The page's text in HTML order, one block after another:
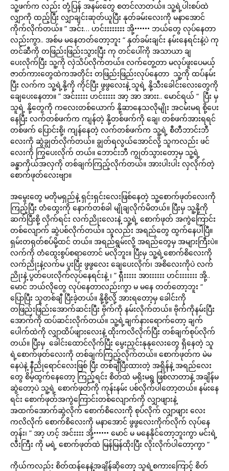
သူ့ဖက်က လည်း တုံ့ပြန် အနမ်းတွေ စတင်လာတယ်။ သူ့ရဲ့ပါးစပ်ထဲ
လျှာကို ထည့်ပြီး လျှာချင်းဆုတ်ယူပြီး နုတ်ခမ်းလေးကို မနာအောင်
ကိုက်လိုက်တယ်။ ” အင်း… ဟင်းးးးးးးး အို့•••••• ဘယ်တွေ လုပ်နေတာ
လည်းကွာ.. အစ်မ မနေတတ်တော့ဘူး “ နုတ်ခမ်းချင်း နမ်းနေရင်းနဲ့ပဲ ကု
တင်ဆီကို တဖြည်းဖြည်းသွားပြီး ကု တင်ပေါ်ကို အသာယာ ချ
ပေးလိုက်ပြီး သူ့ကို လှဲသိပ်လိုက်တယ်။ လက်တွေ့တာ မလုပ်ဖူးပေမယ့်
ဇာတ်ကားတွေထဲကအတိုင်း တဖြည်းဖြည်းလုပ်နေတာ သူ့ကို ထပ်နမ်း
ပြီး လက်က သူ့ရဲ့နို့ကို ကိုင်ပြီး ဖွဖွလေးနဲ့ သူရဲ့ နို့သီးခေါင်းလေးတွေကို
ချေပေးနေတာ။ ” အင်းးးးး ဟင်းးးးး အာ့ အာ အားး.. မောင်ရယ် “ ပြီး မှ
သူရဲ့ နို့တွေကို ကလေးတစ်ယောက် နို့ဆာနေသလိုမျိုး အငမ်းမရ စို့ပေး
နေပြီး လက်တစ်ဖက်က ကျန်တဲ့ နို့တစ်ဖက်ကို ချေ၊ တစ်ဖက်အားရရင်
တစ်ဖက် ပြောင်းစို့၊ ကျန်နေတဲ့ လက်တစ်ဖက်က သူ့ရဲ့ စီတီဘာင်းဘီ
လေးကို ဆွဲချွတ်လိုက်တယ်။ ချွတ်ရလွယ်အောင်လို့ သူကလည်း ဖင်
လေးကို ကြွပေးလိုက် တယ်။ ဘောင်းဘီ ကျွတ်သွားတော့မှ သူ့ရဲ့
ခန္ဓာကိုယ်အလှကို တစ်ချက်ကြည့်လိုက်တယ်။ အားပါးပါး လှလိုက်တဲ့
စောက်ဖုတ်လေးဗျာ။
အမွေးတွေ မတိုမရှည်နဲ့ ရှင်းရှင်းလေးဖြစ်နေတဲ့ သူ့စောက်ဖုတ်လေးကို
ကြည့်ပြီး တံထွေးကို နောက်တစ်ခါ မျိုချလိုက်မိတယ်။ ပြီးမှ သူ့နို့ကို
ဆက်ပြီးစို့ လိုက်ရင်း လက်ညိုးလေးနဲ့ သူ့ရဲ့ စောက်ဖုတ် အကွဲကြောင်း
တစ်လျောက် ဆွဲပစ်လိုက်တယ်။ သူလည်း အရည်တွေ ထွက်နေပါပြီ။
ရှမ်းတရုတ်စပ်မို့ထင် တယ်။ အရည်ရွမ်းလို့ အရည်တွေမှ အများကြီးပဲ။
လက်ကို တံထွေးစွပ်စရာတောင် မလိုဘူး။ ပြီးမှ သူ့ရဲ့စောက်စိလေးကို
လက်ညိုးနဲ့လက်မ ပူးပြီး ဖွဖွလေး ချေပေးလိုက်၊ အစိလေးကိုပဲ လက်
ညိုးနဲ့ ပွတ်ပေးလိုက်လုပ်နေရင်းနဲ့ ၊ ” ရှီးးးးး အားးးးးး ဟင်းးးးးးး အို့..
မောင် ဘယ်လိုတွေ လုပ်နေတာလည်းကွာ မ မနေ တတ်တော့ဘူး “
ပြောပြီး သူတစ်ချီ ပြီးခဲ့တယ်။ နို့စို့လို့ အားရတော့မှ ခေါင်းကို
တဖြည်းဖြည်းအောက်ဆင်းပြီး ဗိုက်ကို နမ်းလိုက်တယ်။ ဗိုက်ကိုနမ်းပြီး
အောက်ကို ထပ်ဆင်းလိုက်တယ်။ သူ့ရဲ့ချက်နားရောက်တော့ ချက်
ပေါက်ထဲကို လျှာထိပ်ဖျားလေးနဲ့ ထိုးကလိလိုက်ပြီး တစ်ချက်စုပ်လိုက်
တယ်။ ပြီးမှ ခေါင်းထောင်လိုက်ပြီး မွေးညှင်းနုနုလေးတွေ ရှိနေတဲ့ သူ
ရဲ့စောက်ဖုတ်လေးကို တစ်ချက်ကြည့်လိုက်တယ်။ စောက်ဖုတ်က မဲမ
နေပဲနဲ့ နီညိုရောင်လေးဖြစ် ပြီး တစ်ချီပြီးထားတဲ့ အရှိန်နဲ့ အရည်လေး
တွေ စိမ့်ထွက်နေတော့ ကြည့်ရင်း စိတ်ထဲ မရိုးမရွ ဖြစ်လာတာနဲ့ အချိန်မ
ဆွဲတော့ပဲ သူ့ရဲ့ စောက်ဖုတ်ကို ကုန်းနမ်း ပစ်လိုက်ပါတော့တယ်။ နမ်းနေ
ရင်း စောက်ဖုတ်အကွဲကြောင်းတစ်လျောက်ကို လျှာဖျားနဲ့
အထက်အောက်ဆွဲလိုက် စောက်စိလေးကို စုပ်လိုက် လျှာဖျား လေး
ကလိလိုက် စောက်စိလေးကို မနာအောင် ဖွဖွလေးကိုက်လိုက် လုပ်နေ
တုန်း၊ ” အာ့ ဟင့် အင်းးးး အို့•••••• မောင် မ မနေနိုင်တော့ဘူးကွာ မင်းရဲ့
လီးကြီး ကို မရဲ့ စောက်ဖုတ်ထဲ မြန်မြန်ထိုးပြီး လိုးလိုက်ပါတော့ကွာ “
ကိုယ်ကလည်း စိတ်ထန်နေနဲ့အချိန်ဆိုတော့ သူရဲ့စကားကြောင့် စိတ်